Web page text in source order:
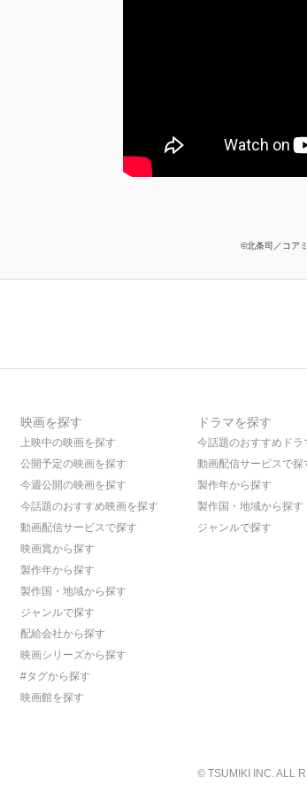
©北条司／コア
映画を探す
上映中の映画を探す
公開予定の映画を探す
今週公開の映画を探す
今話題のおすすめ映画を探す
動画配信サービスで探す
映画賞から探す
製作年から探す
製作国・地域から探す
ジャンルで探す
配給会社から探す
映画シリーズから探す
#タグから探す
映画館を探す
ドラマを探す
今話題のおすすめドラ
動画配信サービスで探
製作年から探す
製作国・地域から探す
ジャンルで探す
© TSUMIKI INC. ALL